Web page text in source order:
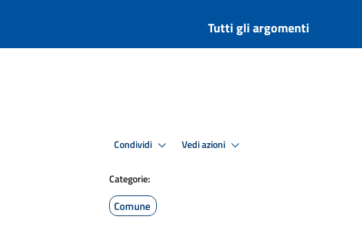
Tutti gli argomenti
Condividi Vedi azioni
Categorie:
Comune